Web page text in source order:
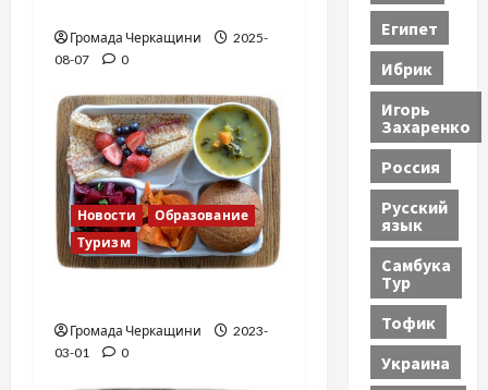
с
я
м
Громада Черкащини
2025-
08-07
0
Новости
Образование
Туризм
Громада Черкащини
2023-
03-01
0
Египет
Ибрик
Игорь
Захаренко
Россия
Русский
язык
Самбука
Тур
Тофик
Украина